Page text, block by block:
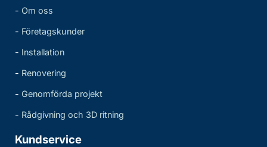
- Om oss
- Företagskunder
- Installation
- Renovering
- Genomförda projekt
- Rådgivning och 3D ritning
Kundservice